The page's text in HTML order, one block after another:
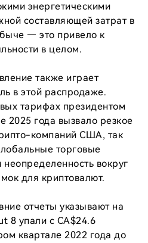
энергетическими
составляющей затрат в
— это привело к
в целом.
также играет
в этой распродаже.
тарифах президентом
2025 года вызвало резкое
компаний США, так
торговые
вокруг
для криптовалют.
отчеты указывают на
8 упали с CA$24.6
квартале 2022 года до